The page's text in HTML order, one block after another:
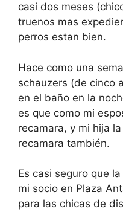
casi dos meses
truenos mas
perros estan bien.
Hace como una
schauzers (de cinco
en el baño en la
es que como mi
recamara, y mi hija
recamara también.
Es casi seguro que
mi socio en Plaza
para las chicas de